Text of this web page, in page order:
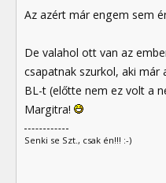
Az azért már engem sem
De valahol ott van az
csapatnak szurkol, aki már
BL-t (előtte nem ez volt a
Margitra!
Senki se Szt., csak én!!! :-)